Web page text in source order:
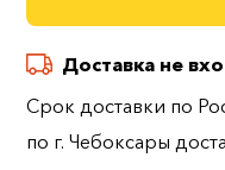
Доставка не
Срок доставки по
по г. Чебоксары